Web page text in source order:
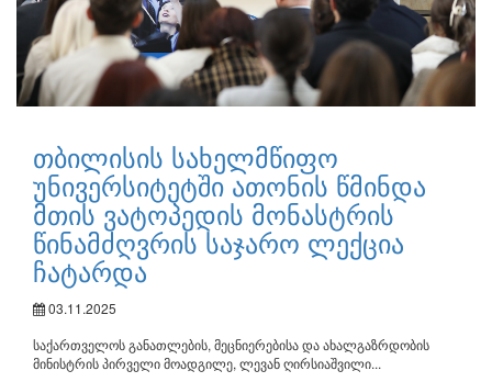
თბილისის სახელმწიფო
უნივერსიტეტში ათონის წმინდა
მთის ვატოპედის მონასტრის
წინამძღვრის საჯარო ლექცია
ჩატარდა
03.11.2025
საქართველოს განათლების, მეცნიერებისა და ახალგაზრდობის
მინისტრის პირველი მოადგილე, ლევან ღირსიაშვილი...